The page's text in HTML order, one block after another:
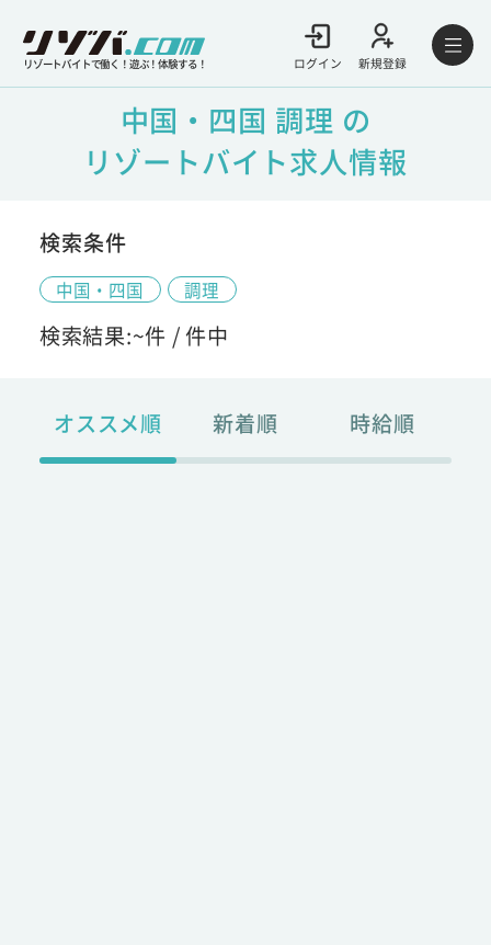
リゾートバイトで働く！遊ぶ！体験する！ ログイン 新規登録
中国・四国 調理 の
リゾートバイト求人情報
検索条件
中国・四国 調理
検索結果:~件 /件中
オススメ順 新着順 時給順